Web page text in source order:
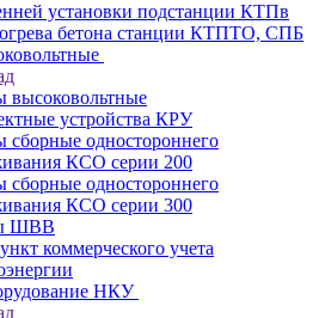
установки подстанции КТПв
бетона станции КТПТО, СПБ
высоковольтные
устройства КРУ
сборные одностороннего
КСО серии 200
сборные одностороннего
КСО серии 300
ШВВ
коммерческого учета
НКУ